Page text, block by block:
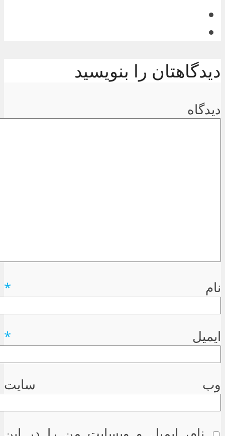
دیدگاهتان را بنویسید
دیدگاه
نام *
ایمیل *
وب سایت